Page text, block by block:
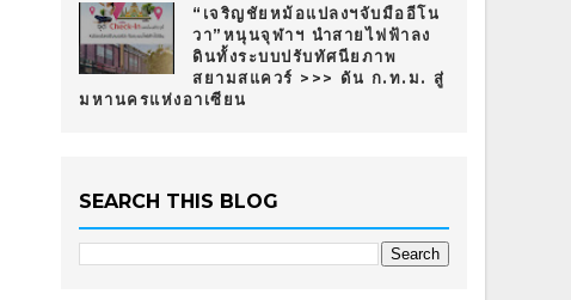
“เจริญชัยหม้อแปลงฯจับมืออีโน
วา”หนุนจุฬาฯ นำสายไฟฟ้าลง
ดินทั้งระบบปรับทัศนียภาพ
สยามสแควร์ >>> ดัน ก.ท.ม. สู่
มหานครแห่งอาเซียน
SEARCH THIS BLOG